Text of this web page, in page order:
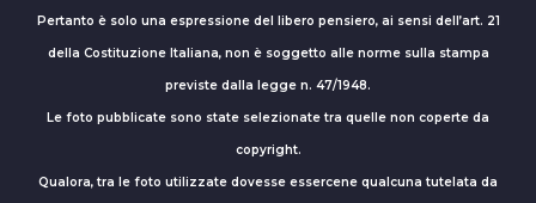
Pertanto è solo una espressione del libero pensiero, ai sensi dell’art. 21
della Costituzione Italiana, non è soggetto alle norme sulla stampa
previste dalla legge n. 47/1948.
Le foto pubblicate sono state selezionate tra quelle non coperte da
copyright.
Qualora, tra le foto utilizzate dovesse essercene qualcuna tutelata da